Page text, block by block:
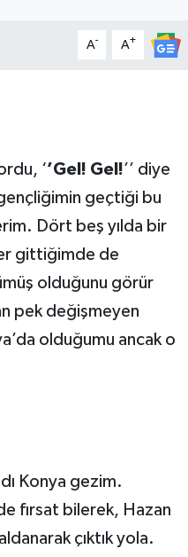
A- A+
‘’Gel! Gel!’’ diye
geçtiği bu
Dört beş yılda bir
gittiğimde de
olduğunu görür
pek değişmeyen
olduğumu ancak o
Konya gezim.
fırsat bilerek, Hazan
çıktık yola.